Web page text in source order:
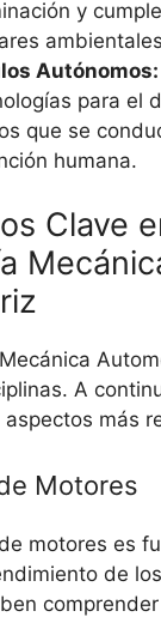
y
Autónomos:
para el
que se
humana.
Clave
A
más
Motores
motores es
de